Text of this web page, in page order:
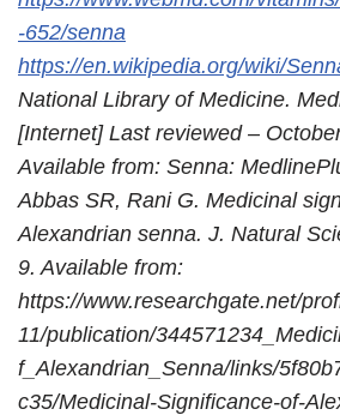
-652/senna
https://en.wikipedia.org/wiki/
National Library of Medicine.
[Internet] Last reviewed –
Available from: Senna:
Abbas SR, Rani G. Medicinal
Alexandrian senna. J. Natural
9. Available from:
https://www.researchgate.net/
11/publication/
f_Alexandrian_Senna/links/
c35/Medicinal-Significance-of-